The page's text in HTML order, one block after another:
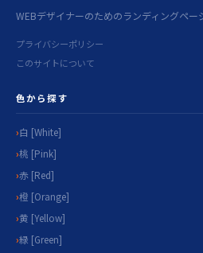
WEBデザイナーのためのランディングペー
プライバシーポリシー
このサイトについて
色から探す
白 [White]
桃 [Pink]
赤 [Red]
橙 [Orange]
黄 [Yellow]
緑 [Green]